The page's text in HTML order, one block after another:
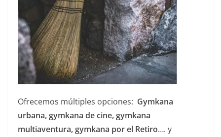
Ofrecemos múltiples opciones: Gymkana
urbana, gymkana de cine, gymkana
multiaventura, gymkana por el Retiro…. y